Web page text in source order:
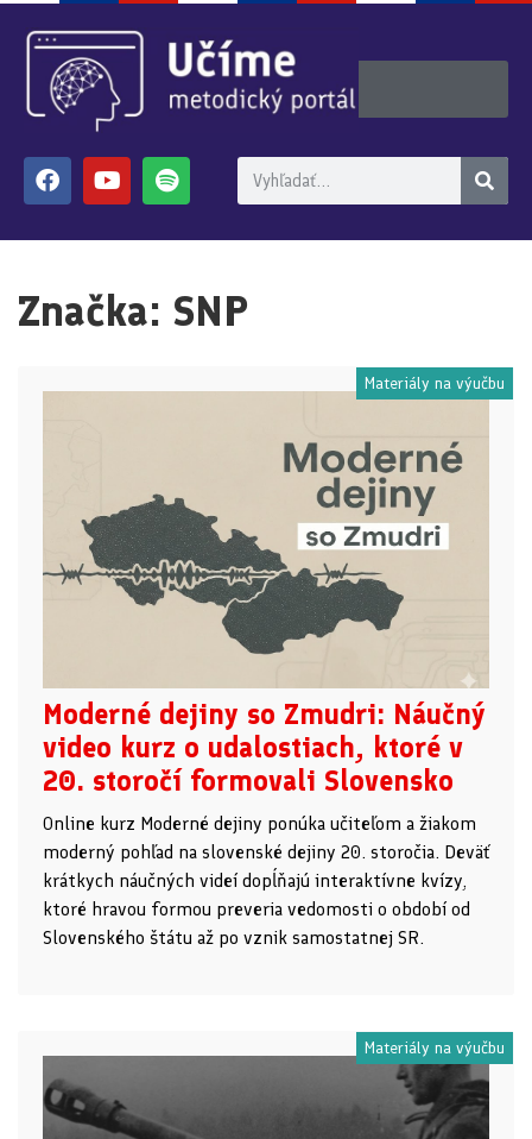
Značka: SNP
Materiály na výučbu
Moderné dejiny so Zmudri: Náučný
video kurz o udalostiach, ktoré v
20. storočí formovali Slovensko
Online kurz Moderné dejiny ponúka učiteľom a žiakom
moderný pohľad na slovenské dejiny 20. storočia. Deväť
krátkych náučných videí dopĺňajú interaktívne kvízy,
ktoré hravou formou preveria vedomosti o období od
Slovenského štátu až po vznik samostatnej SR.
Materiály na výučbu